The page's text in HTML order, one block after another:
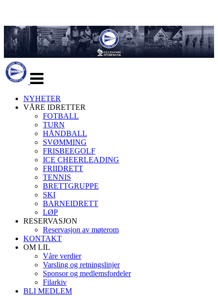
navigasjon
NYHETER
VÅRE IDRETTER
FOTBALL
TURN
HÅNDBALL
SVØMMING
FRISBEEGOLF
ICE CHEERLEADING
FRIIDRETT
TENNIS
BRETTGRUPPE
SKI
BARNEIDRETT
LØP
RESERVASJON
Reservasjon av møterom
KONTAKT
OM LIL
Våre verdier
Varsling og retningslinjer
Sponsor og medlemsfordeler
Filarkiv
BLI MEDLEM